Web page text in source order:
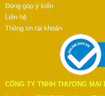
Đóng góp ý kiến
Liên hệ
Thông tin tài khoản
CÔNG TY TNHH THƯƠNG MẠI